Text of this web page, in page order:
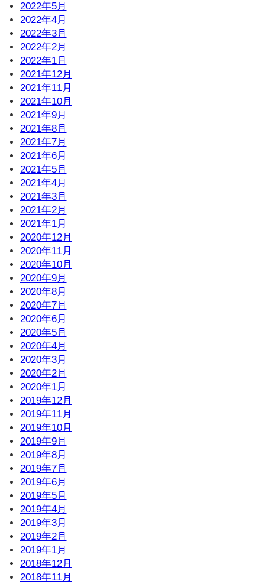
2022年5月
2022年4月
2022年3月
2022年2月
2022年1月
2021年12月
2021年11月
2021年10月
2021年9月
2021年8月
2021年7月
2021年6月
2021年5月
2021年4月
2021年3月
2021年2月
2021年1月
2020年12月
2020年11月
2020年10月
2020年9月
2020年8月
2020年7月
2020年6月
2020年5月
2020年4月
2020年3月
2020年2月
2020年1月
2019年12月
2019年11月
2019年10月
2019年9月
2019年8月
2019年7月
2019年6月
2019年5月
2019年4月
2019年3月
2019年2月
2019年1月
2018年12月
2018年11月